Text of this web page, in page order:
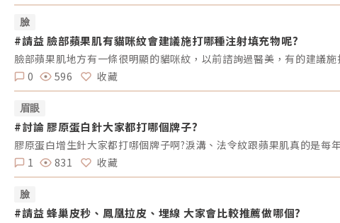
臉
#請益 臉部蘋果肌有貓咪紋會建議施打哪種注射填充物呢?
臉部蘋果肌地方有一條很明顯的貓咪紋，以前諮詢過醫美，有的建議
0
596 收藏
眉眼
#討論 膠原蛋白針大家都打哪個牌子?
膠原蛋白增生針大家都打哪個牌子啊?淚溝、法令紋跟蘋果肌真的是每
1
831 收藏
臉
#請益 蜂巢皮秒、鳳凰拉皮、埋線 大家會比較推薦做哪個?